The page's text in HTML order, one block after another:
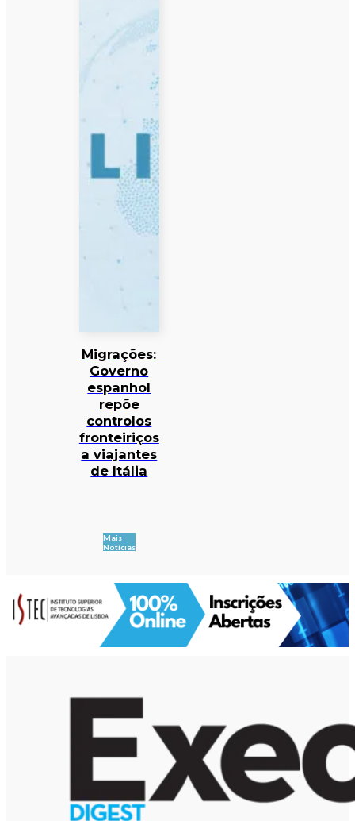
Migrações:
Governo
espanhol
repõe
controlos
fronteiriços
a viajantes
de Itália
Mais
Notícias